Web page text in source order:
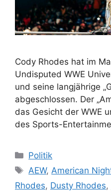
Cody Rhodes hat im
Undisputed WWE
und seine langjährige
abgeschlossen. Der
das Gesicht der WWE
des Sports-
Kategorien
Politik
Schlagwörter
AEW,American
Rhodes, Dusty Rhodes,